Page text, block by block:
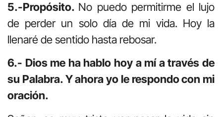
5.-Propósito. No puedo permitirme el lujo
de perder un solo día de mi vida. Hoy la
llenaré de sentido hasta rebosar.
6.- Dios me ha hablo hoy a mí a través de
su Palabra. Y ahora yo le respondo con mi
oración.